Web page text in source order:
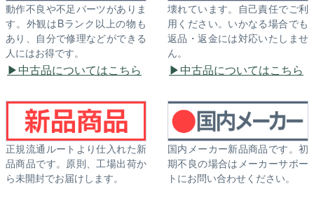
動作不良や不足パーツがありま
す。外観はBランク以上の物も
あり、自分で修理などができる
人にはお得です。
中古品についてはこちら
壊れています。自己責任でご利
用ください。いかなる場合でも
返品・返金には対応いたしませ
ん。
中古品についてはこちら
正規流通ルートより仕入れた新
品商品です。原則、工場出荷か
ら未開封でお届けします。
国内メーカー新品商品です。初
期不良の場合はメーカーサポー
トにお問い合わせください。